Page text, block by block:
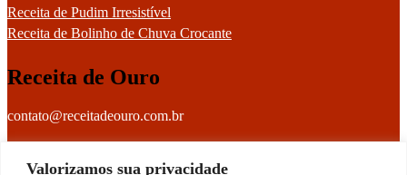
Valorizamos sua privacidade
Receita de Pudim Irresistível
Receita de Bolinho de Chuva Crocante
Receita de Ouro
contato@receitadeouro.com.br